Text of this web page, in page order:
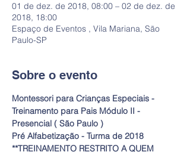
01 de dez. de 2018, 08:00 – 02 de dez. de
2018, 18:00
Espaço de Eventos , Vila Mariana, São
Paulo-SP
Sobre o evento
Montessori para Crianças Especiais -
Treinamento para Pais Módulo II -
Presencial ( São Paulo )
Pré Alfabetização - Turma de 2018
**TREINAMENTO RESTRITO A QUEM